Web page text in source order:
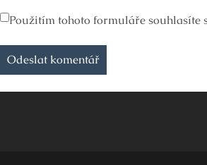
Použitím tohoto formuláře souhlasíte